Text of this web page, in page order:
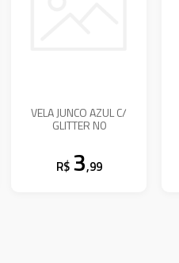
VELA JUNCO AZUL C/
GLITTER N0
R$ 3,99